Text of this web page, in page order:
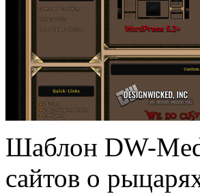
Шаблон DW-
сайтов о